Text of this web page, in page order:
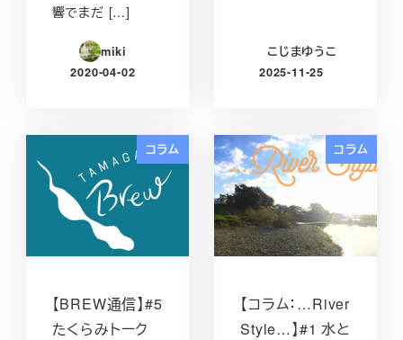
響でまだ […]
miki
投稿日
2020-04-02
こじまゆうこ
投稿日
2025-11-25
コラム
【BREW通信】#5
たくらみトーク
コラム
【コラム：…River
Style…】#1 水と